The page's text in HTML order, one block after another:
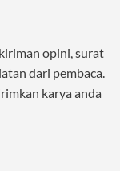
opini, surat
dari pembaca.
karya anda